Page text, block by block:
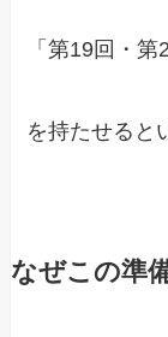
「第19回・第
を持たせると
なぜこの準